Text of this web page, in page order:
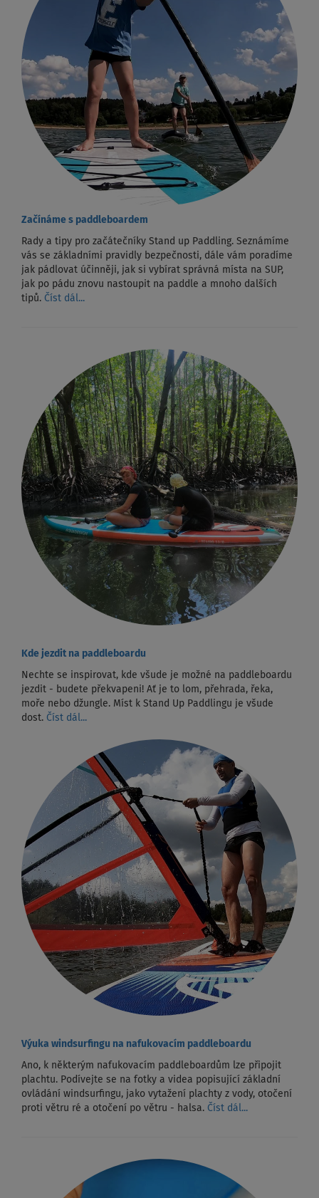
Začínáme s paddleboardem
Rady a tipy pro začátečníky Stand up Paddling. Seznámíme
vás se základními pravidly bezpečnosti, dále vám poradíme
jak pádlovat účinněji, jak si vybírat správná místa na SUP,
jak po pádu znovu nastoupit na paddle a mnoho dalších
tipů. Číst dál...
Kde jezdit na paddleboardu
Nechte se inspirovat, kde všude je možné na paddleboardu
jezdit - budete překvapeni! Ať je to lom, přehrada, řeka,
moře nebo džungle. Míst k Stand Up Paddlingu je všude
dost. Číst dál...
Výuka windsurfingu na nafukovacím paddleboardu
Ano, k některým nafukovacím paddleboardům lze připojit
plachtu. Podívejte se na fotky a videa popisující základní
ovládání windsurfingu, jako vytažení plachty z vody, otočení
proti větru ré a otočení po větru - halsa. Číst dál...